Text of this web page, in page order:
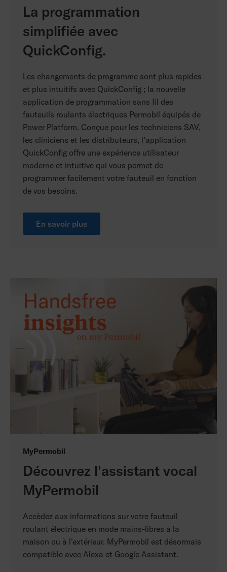
La programmation
simplifiée avec
QuickConfig.
Les changements de programme sont plus rapides
et plus intuitifs avec QuickConfig ; la nouvelle
application de programmation sans fil des
fauteuils roulants électriques Permobil équipés de
Power Platform. Conçue pour les techniciens SAV,
les cliniciens et les distributeurs, l’application
QuickConfig offre une expérience utilisateur
moderne et intuitive qui vous permet de
programmer facilement votre fauteuil en fonction
de vos besoins.
En savoir plus
MyPermobil
Découvrez l'assistant vocal
MyPermobil
Accèdez aux informations sur votre fauteuil
roulant électrique en mode mains-libres à la
maison ou à l'extérieur. MyPermobil est désormais
compatible avec Alexa et Google Assistant.